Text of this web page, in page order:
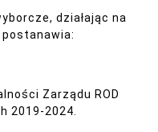
działając na
Zarządu ROD
2019-2024.